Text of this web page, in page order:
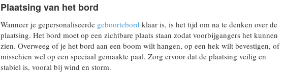
Plaatsing van het bord
Wanneer je gepersonaliseerde geboortebord klaar is, is het tijd om na te denken over de
plaatsing. Het bord moet op een zichtbare plaats staan zodat voorbijgangers het kunnen
zien. Overweeg of je het bord aan een boom wilt hangen, op een hek wilt bevestigen, of
misschien wel op een speciaal gemaakte paal. Zorg ervoor dat de plaatsing veilig en
stabiel is, vooral bij wind en storm.